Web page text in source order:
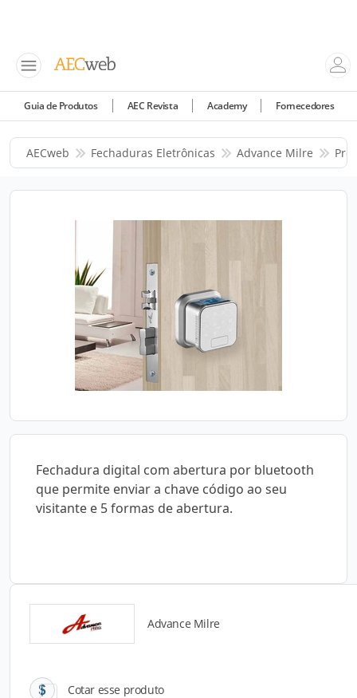
Guia de Produtos AEC Revista Academy Fornecedores
AECweb Fechaduras Eletrônicas Advance Milre
Fechadura digital com abertura por bluetooth
que permite enviar a chave código ao seu
visitante e 5 formas de abertura.
Advance Milre
Cotar esse produto
Catálogos para Download